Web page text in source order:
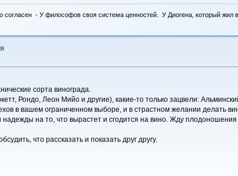
- У философов своя система ценностей. У Диогена, который жил
сорта винограда.
Рондо, Леон Мийо и другие), какие-то только зацвели:
в вашем ограниченном выборе, и в страстном желании делать
надежды на то, что вырастет и сгодится на вино. Жду
что рассказать и показать друг другу.